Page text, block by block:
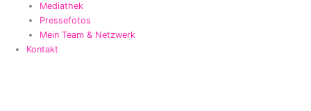
Mediathek
Pressefotos
Mein Team & Netzwerk
Kontakt